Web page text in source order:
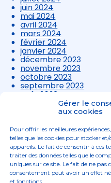
Gérer le
aux cookies
Pour offrir les meilleures
telles que les cookies pour stocker
appareils. Le fait de consentir à ces
traiter des données telles que le
uniques sur ce site. Le fait de ne pas
consentement peut avoir un effet
et fonctions.
juin 2024
mai 2024
avril 2024
mars 2024
février 2024
janvier 2024
décembre 2023
novembre 2023
octobre 2023
septembre 2023
août 2023
juillet 2023
avril 2023
mars 2023